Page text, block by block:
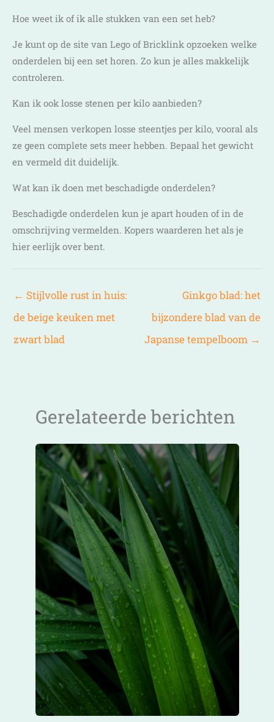
Hoe weet ik of ik alle stukken van een set heb?
Je kunt op de site van Lego of Bricklink opzoeken welke
onderdelen bij een set horen. Zo kun je alles makkelijk
controleren.
Kan ik ook losse stenen per kilo aanbieden?
Veel mensen verkopen losse steentjes per kilo, vooral als
ze geen complete sets meer hebben. Bepaal het gewicht
en vermeld dit duidelijk.
Wat kan ik doen met beschadigde onderdelen?
Beschadigde onderdelen kun je apart houden of in de
omschrijving vermelden. Kopers waarderen het als je
hier eerlijk over bent.
← Stijlvolle rust in huis:
de beige keuken met
zwart blad
Ginkgo blad: het
bijzondere blad van de
Japanse tempelboom →
Gerelateerde berichten